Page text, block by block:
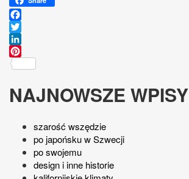
Facebook
Twitter
LinkedIn
NAJNOWSZE WPISY
szarość wszędzie
po japońsku w Szwecji
po swojemu
design i inne historie